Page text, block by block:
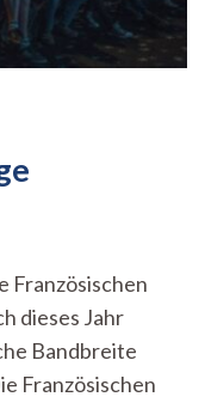
Französischen
dieses Jahr
Bandbreite
Französischen